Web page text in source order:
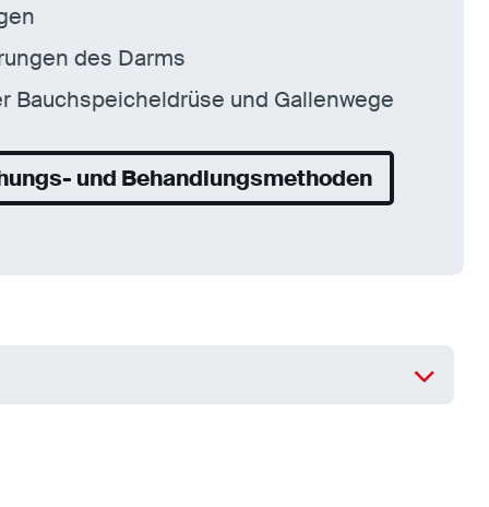
des Darms
Bauchspeicheldrüse und Gallenwege
und Behandlungsmethoden